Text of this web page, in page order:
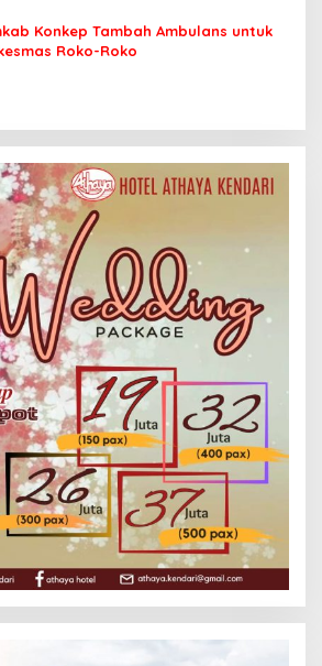
Konkep Tambah Ambulans untuk
Roko-Roko